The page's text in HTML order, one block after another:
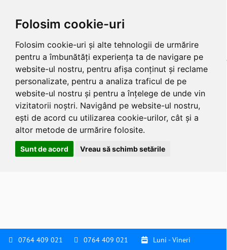
Folosim cookie-uri
Folosim cookie-uri și alte tehnologii de urmărire
pentru a îmbunătăți experiența ta de navigare pe
website-ul nostru, pentru afișa conținut și reclame
personalizate, pentru a analiza traficul de pe
website-ul nostru și pentru a înțelege de unde vin
vizitatorii noștri. Navigând pe website-ul nostru,
ești de acord cu utilizarea cookie-urilor, cât și a
altor metode de urmărire folosite.
Sunt de acord Vreau să schimb setările
0764 409 021 0764 409 021
Luni - Vineri